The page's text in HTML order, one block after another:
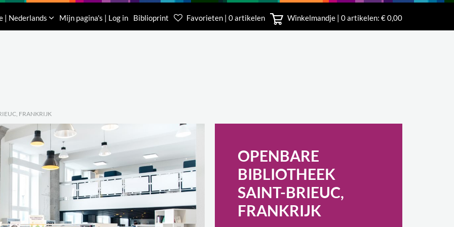
| Nederlands Mijn pagina's | Log in Biblioprint Favorieten | 0 artikelen Winkelmandje | 0artikelen: € 0,00
Klantenservice België
(0)16 623 340
Klantenservice Nederland
085 400 0453
Contacteer ons
FRANKRIJK
OPENBARE
BIBLIOTHEEK
SAINT-BRIEUC,
FRANKRIJK